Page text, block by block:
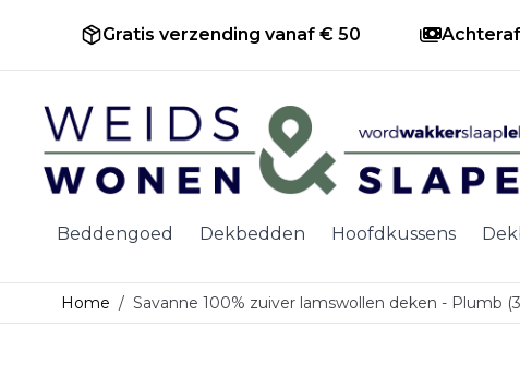
Gratis verzending vanaf € 50
Ga naar de inhoud
Beddengoed Dekbedden Hoofdkussens
Home / Savanne 100% zuiver lamswollen deken - Plumb